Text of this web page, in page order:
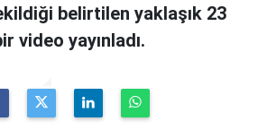
belirtilen yaklaşık 23
video yayınladı.